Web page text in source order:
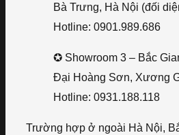
Bà Trưng, Hà Nội (đối
Hotline: 0901.989.686
✪ Showroom 3 – Bắc
Đại Hoàng Sơn, Xương
Hotline: 0931.188.118
Trường hợp ở ngoài Hà Nội,